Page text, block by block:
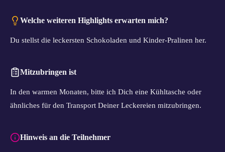
Welche weiteren Highlights erwarten mich?
Du stellst die leckersten Schokoladen und Kinder-Pralinen her.
Mitzubringen ist
In den warmen Monaten, bitte ich Dich eine Kühltasche oder
ähnliches für den Transport Deiner Leckereien mitzubringen.
Hinweis an die Teilnehmer